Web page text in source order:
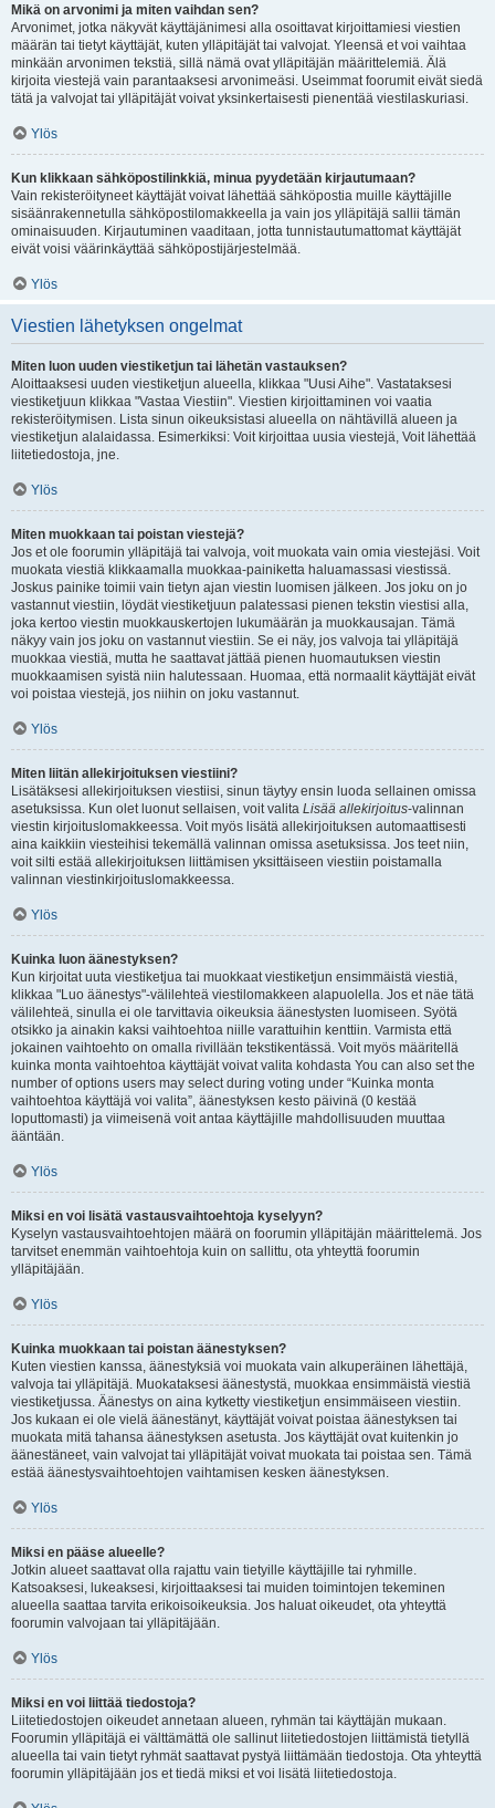
Mikä on arvonimi ja miten vaihdan sen?
Arvonimet, jotka näkyvät käyttäjänimesi alla osoittavat kirjoittamiesi viestien
määrän tai tietyt käyttäjät, kuten ylläpitäjät tai valvojat. Yleensä et voi vaihtaa
minkään arvonimen tekstiä, sillä nämä ovat ylläpitäjän määrittelemiä. Älä
kirjoita viestejä vain parantaaksesi arvonimeäsi. Useimmat foorumit eivät siedä
tätä ja valvojat tai ylläpitäjät voivat yksinkertaisesti pienentää viestilaskuriasi.
Ylös
Kun klikkaan sähköpostilinkkiä, minua pyydetään kirjautumaan?
Vain rekisteröityneet käyttäjät voivat lähettää sähköpostia muille käyttäjille
sisäänrakennetulla sähköpostilomakkeella ja vain jos ylläpitäjä sallii tämän
ominaisuuden. Kirjautuminen vaaditaan, jotta tunnistautumattomat käyttäjät
eivät voisi väärinkäyttää sähköpostijärjestelmää.
Ylös
Viestien lähetyksen ongelmat
Miten luon uuden viestiketjun tai lähetän vastauksen?
Aloittaaksesi uuden viestiketjun alueella, klikkaa "Uusi Aihe". Vastataksesi
viestiketjuun klikkaa "Vastaa Viestiin". Viestien kirjoittaminen voi vaatia
rekisteröitymisen. Lista sinun oikeuksistasi alueella on nähtävillä alueen ja
viestiketjun alalaidassa. Esimerkiksi: Voit kirjoittaa uusia viestejä, Voit lähettää
liitetiedostoja, jne.
Ylös
Miten muokkaan tai poistan viestejä?
Jos et ole foorumin ylläpitäjä tai valvoja, voit muokata vain omia viestejäsi. Voit
muokata viestiä klikkaamalla muokkaa-painiketta haluamassasi viestissä.
Joskus painike toimii vain tietyn ajan viestin luomisen jälkeen. Jos joku on jo
vastannut viestiin, löydät viestiketjuun palatessasi pienen tekstin viestisi alla,
joka kertoo viestin muokkauskertojen lukumäärän ja muokkausajan. Tämä
näkyy vain jos joku on vastannut viestiin. Se ei näy, jos valvoja tai ylläpitäjä
muokkaa viestiä, mutta he saattavat jättää pienen huomautuksen viestin
muokkaamisen syistä niin halutessaan. Huomaa, että normaalit käyttäjät eivät
voi poistaa viestejä, jos niihin on joku vastannut.
Ylös
Miten liitän allekirjoituksen viestiini?
Lisätäksesi allekirjoituksen viestiisi, sinun täytyy ensin luoda sellainen omissa
asetuksissa. Kun olet luonut sellaisen, voit valita Lisää allekirjoitus-valinnan
viestin kirjoituslomakkeessa. Voit myös lisätä allekirjoituksen automaattisesti
aina kaikkiin viesteihisi tekemällä valinnan omissa asetuksissa. Jos teet niin,
voit silti estää allekirjoituksen liittämisen yksittäiseen viestiin poistamalla
valinnan viestinkirjoituslomakkeessa.
Ylös
Kuinka luon äänestyksen?
Kun kirjoitat uuta viestiketjua tai muokkaat viestiketjun ensimmäistä viestiä,
klikkaa "Luo äänestys"-välilehteä viestilomakkeen alapuolella. Jos et näe tätä
välilehteä, sinulla ei ole tarvittavia oikeuksia äänestysten luomiseen. Syötä
otsikko ja ainakin kaksi vaihtoehtoa niille varattuihin kenttiin. Varmista että
jokainen vaihtoehto on omalla rivillään tekstikentässä. Voit myös määritellä
kuinka monta vaihtoehtoa käyttäjät voivat valita kohdasta You can also set the
number of options users may select during voting under “Kuinka monta
vaihtoehtoa käyttäjä voi valita”, äänestyksen kesto päivinä (0 kestää
loputtomasti) ja viimeisenä voit antaa käyttäjille mahdollisuuden muuttaa
ääntään.
Ylös
Miksi en voi lisätä vastausvaihtoehtoja kyselyyn?
Kyselyn vastausvaihtoehtojen määrä on foorumin ylläpitäjän määrittelemä. Jos
tarvitset enemmän vaihtoehtoja kuin on sallittu, ota yhteyttä foorumin
ylläpitäjään.
Ylös
Kuinka muokkaan tai poistan äänestyksen?
Kuten viestien kanssa, äänestyksiä voi muokata vain alkuperäinen lähettäjä,
valvoja tai ylläpitäjä. Muokataksesi äänestystä, muokkaa ensimmäistä viestiä
viestiketjussa. Äänestys on aina kytketty viestiketjun ensimmäiseen viestiin.
Jos kukaan ei ole vielä äänestänyt, käyttäjät voivat poistaa äänestyksen tai
muokata mitä tahansa äänestyksen asetusta. Jos käyttäjät ovat kuitenkin jo
äänestäneet, vain valvojat tai ylläpitäjät voivat muokata tai poistaa sen. Tämä
estää äänestysvaihtoehtojen vaihtamisen kesken äänestyksen.
Ylös
Miksi en pääse alueelle?
Jotkin alueet saattavat olla rajattu vain tietyille käyttäjille tai ryhmille.
Katsoaksesi, lukeaksesi, kirjoittaaksesi tai muiden toimintojen tekeminen
alueella saattaa tarvita erikoisoikeuksia. Jos haluat oikeudet, ota yhteyttä
foorumin valvojaan tai ylläpitäjään.
Ylös
Miksi en voi liittää tiedostoja?
Liitetiedostojen oikeudet annetaan alueen, ryhmän tai käyttäjän mukaan.
Foorumin ylläpitäjä ei välttämättä ole sallinut liitetiedostojen liittämistä tietyllä
alueella tai vain tietyt ryhmät saattavat pystyä liittämään tiedostoja. Ota yhteyttä
foorumin ylläpitäjään jos et tiedä miksi et voi lisätä liitetiedostoja.